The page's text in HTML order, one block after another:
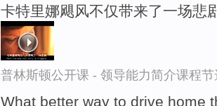
卡特里娜飓风不仅带来了一场悲
普林斯顿公开课 - 领导能力简介课程节
What better way to drive home